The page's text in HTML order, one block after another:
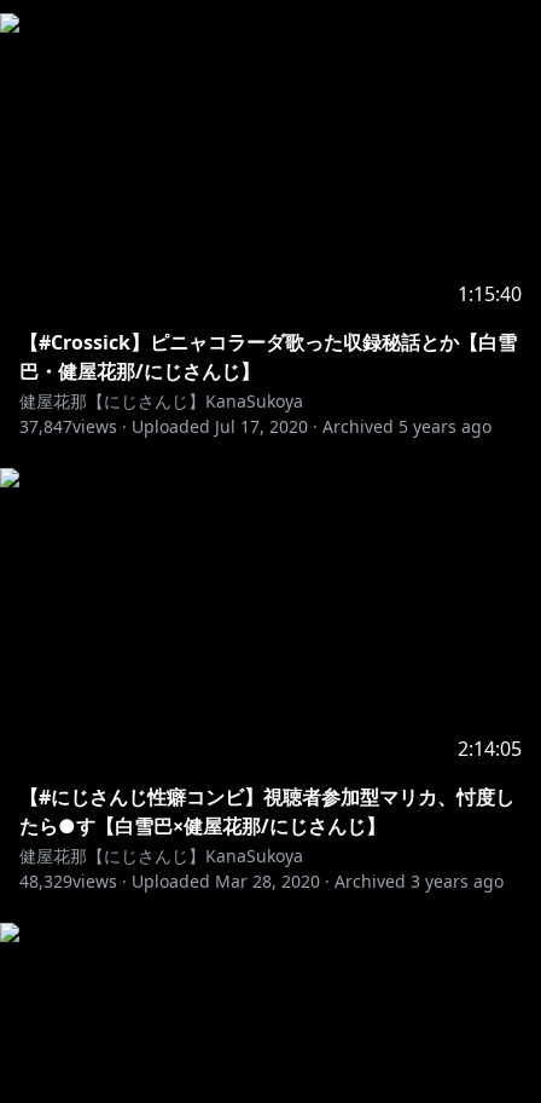
にじさんじ所属バーチャルライバーの 健屋 花那(すこや
かな)です。
まだまだ未熟ではありますが、
いないのに私の話をするのはご遠慮ください。
３ 上記、そのほかのマナー違反が見られても、リスナ
ーさん同士で注意する必要はございません。私のことだ
け見ていてください。
1:15:40
【#Crossick】ピニャコラーダ歌った収録秘話とか【白雪
巴・健屋花那/にじさんじ】
健屋花那【にじさんじ】KanaSukoya
37,847views · Uploaded Jul 17, 2020 · Archived 5 years ago
2:14:05
【#にじさんじ性癖コンビ】視聴者参加型マリカ、忖度し
たら●す【白雪巴×健屋花那/にじさんじ】
健屋花那【にじさんじ】KanaSukoya
48,329views · Uploaded Mar 28, 2020 · Archived 3 years ago